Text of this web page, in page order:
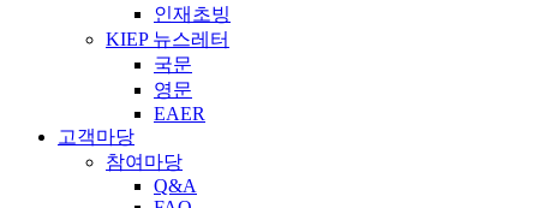
인재초빙
KIEP 뉴스레터
국문
영문
EAER
고객마당
참여마당
Q&A